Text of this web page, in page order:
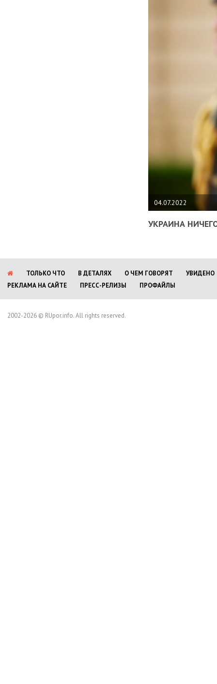
04.07.2022
УКРАИНА
ТОЛЬКО ЧТО В ДЕТАЛЯХ О ЧЕМ ГОВОРЯТ
УВИДЕНО
РЕКЛАМА НА САЙТЕ
ПРЕСС-РЕЛИЗЫ ПРОФАЙЛЫ
2002-2026 © RUpor.info. All rights reserved.